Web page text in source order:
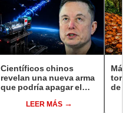
Científicos chinos
revelan una nueva arma
que podría apagar el
afectar redes como
LEER MÁS
Más
de